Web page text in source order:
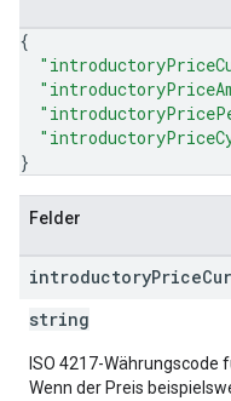
{
}
Felder
introductoryPrice
string
ISO 4217-Währungscode
Wenn der Preis